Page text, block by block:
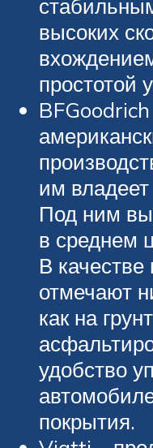
высоких
простотой
им
Под ним
в среднем
В
отмечают
как на
удобство
покрытия.